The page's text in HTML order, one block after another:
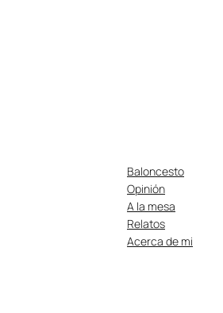
Baloncesto
Opinión
A la mesa
Relatos
Acerca de mi